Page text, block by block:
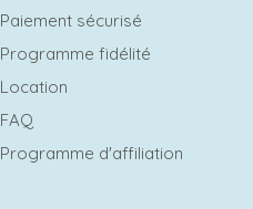
Paiement sécurisé
Programme fidélité
Location
FAQ
Programme d'affiliation